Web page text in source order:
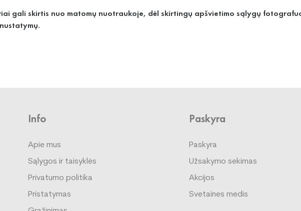
gali skirtis nuo matomų nuotraukoje, dėl skirtingų apšvietimo sąlygų
Info
Apie mus
Sąlygos ir taisyklės
Privatumo politika
Pristatymas
Paskyra
Paskyra
Užsakymo sekimas
Akcijos
Svetaines medis